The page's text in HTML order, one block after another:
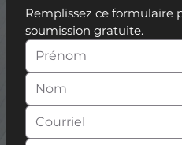
Remplissez ce formulaire
soumission gratuite.